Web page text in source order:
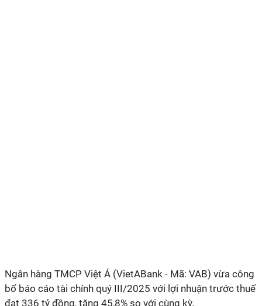
Ngân hàng TMCP Việt Á (VietABank - Mã: VAB) vừa công
bố báo cáo tài chính quý III/2025 với lợi nhuận trước thuế
đạt 336 tỷ đồng, tăng 45,8% so với cùng kỳ.